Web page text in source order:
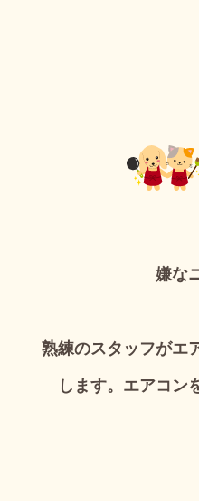
嫌な
熟練のスタッフがエ
します。エアコン